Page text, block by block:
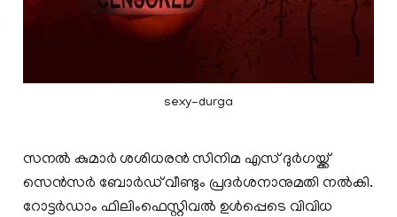
sexy-durga
സനല്‍ കുമാര്‍ ശശിധരന്‍ സിനിമ എസ് ദുര്‍ഗയ്ക്ക്
സെന്‍സര്‍ ബോര്‍ഡ് വീണ്ടും പ്രദര്‍ശനാനുമതി നല്‍കി.
റോട്ടര്‍ഡാം ഫിലിംഫെസ്റ്റിവല്‍ ഉള്‍പ്പെടെ വിവിധ